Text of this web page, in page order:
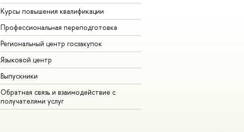
Курсы повышения квалификации
Профессиональная переподготовка
Региональный центр госзакупок
Языковой центр
ыпускники
Обратная связь и взаимодействие с
получателями услу